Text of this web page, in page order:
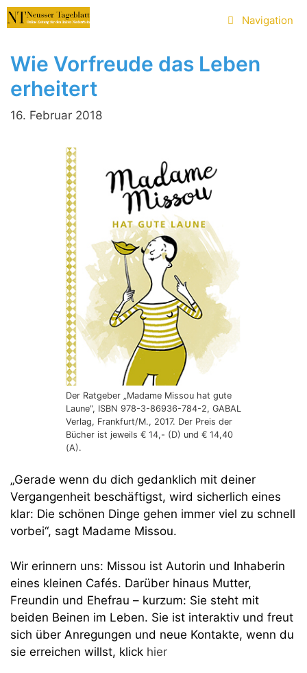
Zum
Inhalt
Navigation
Wie Vorfreude das Leben
erheitert
16. Februar 2018
Der Ratgeber „Madame Missou hat gute
Laune“, ISBN 978-3-86936-784-2, GABAL
Verlag, Frankfurt/M., 2017. Der Preis der
Bücher ist jeweils € 14,- (D) und € 14,40
(A).
„Gerade wenn du dich gedanklich mit deiner
Vergangenheit beschäftigst, wird sicherlich eines
klar: Die schönen Dinge gehen immer viel zu schnell
vorbei“, sagt Madame Missou.
Wir erinnern uns: Missou ist Autorin und Inhaberin
eines kleinen Cafés. Darüber hinaus Mutter,
Freundin und Ehefrau – kurzum: Sie steht mit
beiden Beinen im Leben. Sie ist interaktiv und freut
sich über Anregungen und neue Kontakte, wenn du
sie erreichen willst, klick hier